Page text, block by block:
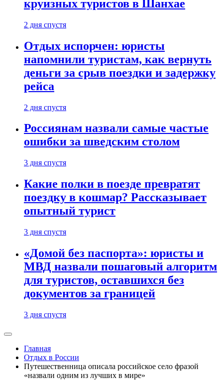
круизных туристов в Шанхае
2 дня спустя
Отдых испорчен: юристы
напомнили туристам, как вернуть
деньги за срыв поездки и задержку
рейса
2 дня спустя
Россиянам назвали самые частые
ошибки за шведским столом
3 дня спустя
Какие полки в поезде превратят
поездку в кошмар? Рассказывает
опытный турист
3 дня спустя
«Домой без паспорта»: юристы и
МВД назвали пошаговый алгоритм
для туристов, оставшихся без
документов за границей
3 дня спустя
Главная
Отдых в России
Путешественница описала российское село фразой
«назвали одним из лучших в мире»